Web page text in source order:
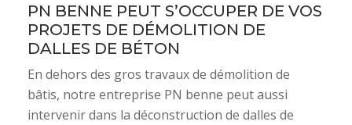
PN BENNE PEUT S’OCCUPER DE VOS
PROJETS DE DÉMOLITION DE
DALLES DE BÉTON
En dehors des gros travaux de démolition de
bâtis, notre entreprise PN benne peut aussi
intervenir dans la déconstruction de dalles de